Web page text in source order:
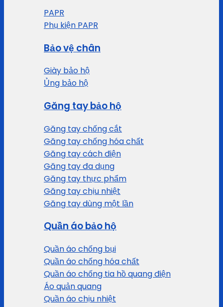
PAPR
Phụ kiện PAPR
Bảo vệ chân
Giày bảo hộ
Ủng bảo hộ
Găng tay bảo hộ
Găng tay chống cắt
Găng tay chống hóa chất
Găng tay cách điện
Găng tay đa dụng
Găng tay thực phẩm
Găng tay chịu nhiệt
Găng tay dùng một lần
Quần áo bảo hộ
Quần áo chống bụi
Quần áo chống hóa chất
Quần áo chống tia hồ quang điện
Áo quản quang
Quần áo chịu nhiệt